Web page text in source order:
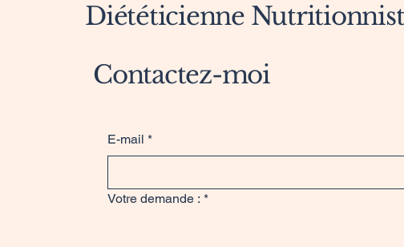
Diététicienne
Contactez-moi
E-mail *
Votre demande : *